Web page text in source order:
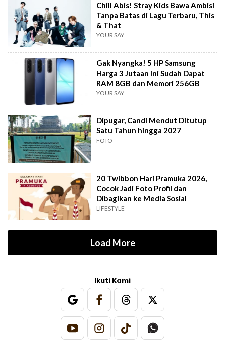
Chill Abis! Stray Kids Bawa Ambisi
Tanpa Batas di Lagu Terbaru, This
& That
YOUR SAY
Gak Nyangka! 5 HP Samsung
Harga 3 Jutaan Ini Sudah Dapat
RAM 8GB dan Memori 256GB
YOUR SAY
Dipugar, Candi Mendut Ditutup
Satu Tahun hingga 2027
FOTO
20 Twibbon Hari Pramuka 2026,
Cocok Jadi Foto Profil dan
Dibagikan ke Media Sosial
LIFESTYLE
Load More
Ikuti Kami